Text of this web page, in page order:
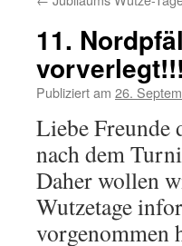
11.
vorverlegt!!!
Publiziert am 26.
Liebe Freunde
nach dem
Daher wollen
Wutzetage
vorgenommen